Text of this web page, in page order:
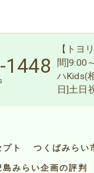
1448
【トヨ
間]9:00
ハKids(
日]土日
プト つくばみらい
みらい企画の評判